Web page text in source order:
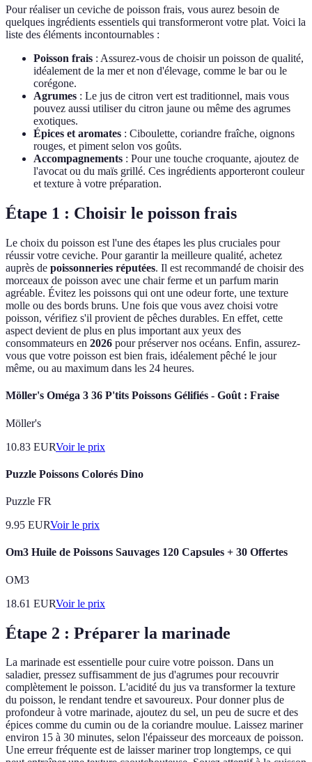
Pour réaliser un ceviche de poisson frais, vous aurez besoin de
quelques ingrédients essentiels qui transformeront votre plat. Voici la
liste des éléments incontournables :
Poisson frais : Assurez-vous de choisir un poisson de qualité,
idéalement de la mer et non d'élevage, comme le bar ou le
corégone.
Agrumes : Le jus de citron vert est traditionnel, mais vous
pouvez aussi utiliser du citron jaune ou même des agrumes
exotiques.
Épices et aromates : Ciboulette, coriandre fraîche, oignons
rouges, et piment selon vos goûts.
Accompagnements : Pour une touche croquante, ajoutez de
l'avocat ou du maïs grillé. Ces ingrédients apporteront couleur
et texture à votre préparation.
Étape 1 : Choisir le poisson frais
Le choix du poisson est l'une des étapes les plus cruciales pour
réussir votre ceviche. Pour garantir la meilleure qualité, achetez
auprès de poissonneries réputées. Il est recommandé de choisir des
morceaux de poisson avec une chair ferme et un parfum marin
agréable. Évitez les poissons qui ont une odeur forte, une texture
molle ou des bords bruns. Une fois que vous avez choisi votre
poisson, vérifiez s'il provient de pêches durables. En effet, cette
aspect devient de plus en plus important aux yeux des
consommateurs en 2026 pour préserver nos océans. Enfin, assurez-
vous que votre poisson est bien frais, idéalement pêché le jour
même, ou au maximum dans les 24 heures.
Möller's Oméga 3 36 P'tits Poissons Gélifiés - Goût : Fraise
Möller's
10.83 EURVoir le prix
Puzzle Poissons Colorés Dino
Puzzle FR
9.95 EURVoir le prix
Om3 Huile de Poissons Sauvages 120 Capsules + 30 Offertes
OM3
18.61 EURVoir le prix
Étape 2 : Préparer la marinade
La marinade est essentielle pour cuire votre poisson. Dans un
saladier, pressez suffisamment de jus d'agrumes pour recouvrir
complètement le poisson. L'acidité du jus va transformer la texture
du poisson, le rendant tendre et savoureux. Pour donner plus de
profondeur à votre marinade, ajoutez du sel, un peu de sucre et des
épices comme du cumin ou de la coriandre moulue. Laissez mariner
environ 15 à 30 minutes, selon l'épaisseur des morceaux de poisson.
Une erreur fréquente est de laisser mariner trop longtemps, ce qui